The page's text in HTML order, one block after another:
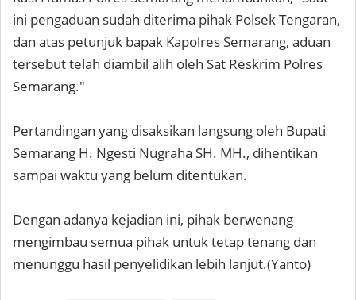
ini pengaduan sudah diterima pihak Polsek Tengaran,
dan atas petunjuk bapak Kapolres Semarang, aduan
tersebut telah diambil alih oleh Sat Reskrim Polres
Semarang."
Pertandingan yang disaksikan langsung oleh Bupati
Semarang H. Ngesti Nugraha SH. MH., dihentikan
sampai waktu yang belum ditentukan.
Dengan adanya kejadian ini, pihak berwenang
mengimbau semua pihak untuk tetap tenang dan
menunggu hasil penyelidikan lebih lanjut.(Yanto)